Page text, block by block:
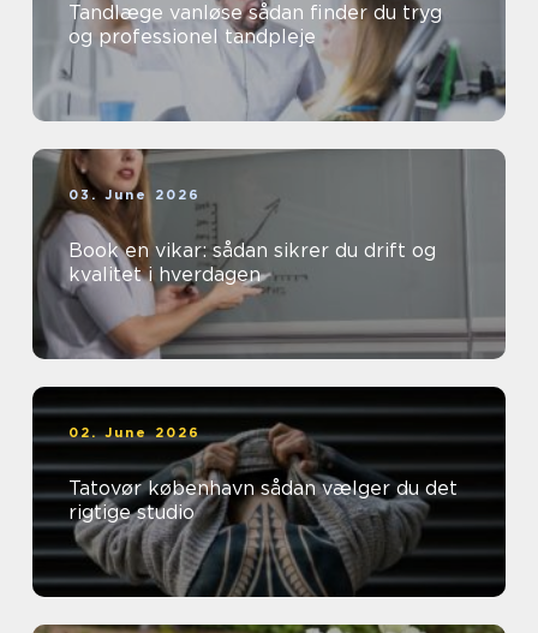
Tandlæge vanløse sådan finder du tryg
og professionel tandpleje
03. June 2026
Book en vikar: sådan sikrer du drift og
kvalitet i hverdagen
02. June 2026
Tatovør københavn sådan vælger du det
rigtige studio